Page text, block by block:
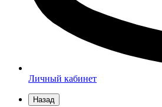
Личный кабинет
Назад